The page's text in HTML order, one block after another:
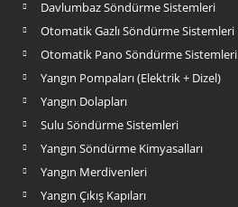
Davlumbaz Söndürme Sistemleri
Otomatik Gazlı Söndürme Sistemleri
Otomatik Pano Söndürme Sistemleri
Yangın Pompaları (Elektrik + Dizel)
Yangın Dolapları
Sulu Söndürme Sistemleri
Yangın Söndürme Kimyasalları
Yangın Merdivenleri
Yangın Çıkış Kapıları